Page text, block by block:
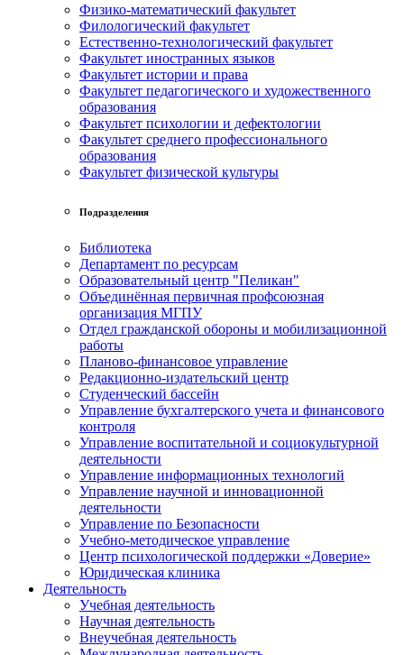
Физико-математический факультет
Филологический факультет
Естественно-технологический факультет
Факультет иностранных языков
Факультет истории и права
Факультет педагогического и художественного
образования
Факультет психологии и дефектологии
Факультет среднего профессионального
образования
Факультет физической культуры
Подразделения
Библиотека
Департамент по ресурсам
Образовательный центр "Пеликан"
Объединённая первичная профсоюзная
организация МГПУ
Отдел гражданской обороны и мобилизационной
работы
Планово-финансовое управление
Редакционно-издательский центр
Студенческий бассейн
Управление бухгалтерского учета и финансового
контроля
Управление воспитательной и социокультурной
деятельности
Управление информационных технологий
Управление научной и инновационной
деятельности
Управление по Безопасности
Учебно-методическое управление
Центр психологической поддержки «Доверие»
Юридическая клиника
Деятельность
Учебная деятельность
Научная деятельность
Внеучебная деятельность